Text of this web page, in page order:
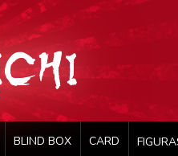
BLIND BOX CARD